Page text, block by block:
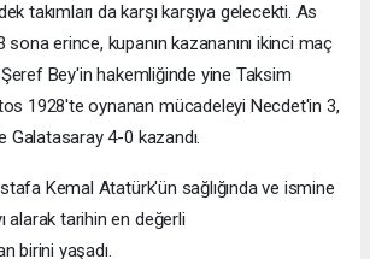
takımları da karşı karşıya gelecekti. As
sona erince, kupanın kazananını ikinci maç
Bey'in hakemliğinde yine Taksim
1928'te oynanan mücadeleyi Necdet'in 3,
Galatasaray 4-0 kazandı.
Kemal Atatürk'ün sağlığında ve ismine
alarak tarihin en değerli
birini yaşadı.